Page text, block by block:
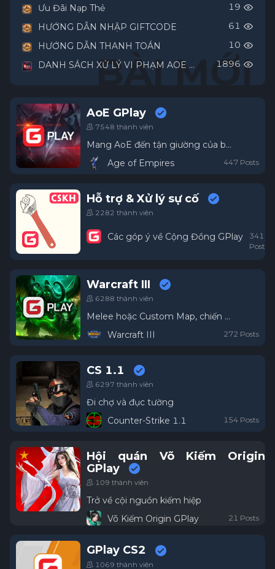
Ưu Đãi Nạp Thẻ
19
HƯỚNG DẪN NHẬP GIFTCODE
61
HƯỚNG DẪN THANH TOÁN
10
DANH SÁCH XỬ LÝ VI PHẠM AOE RANKING MÙA 19.
1896
BÀI MỚI
AoE GPlay
7548 thành viên
Mang AoE đến tận giường của bạn
Age of Empires
447 Posts
Hỗ trợ & Xử lý sự cố
2282 thành viên
Các góp ý về Cộng Đồng GPlay
341
Posts
Warcraft III
6288 thành viên
Melee hoặc Custom Map, chiến hết!
Warcraft III
272 Posts
CS 1.1
6297 thành viên
Đi chợ và đục tường
Counter-Strike 1.1
154 Posts
Hội quán Võ Kiếm Origin
GPlay
109 thành viên
Trở về cội nguồn kiếm hiệp
Võ Kiếm Origin GPlay
21 Posts
GPlay CS2
1069 thành viên